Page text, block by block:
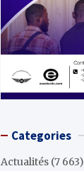
Categories
Actualités (7 663)